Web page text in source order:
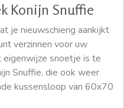
Konijn Snuffie
je nieuwschierig aankijkt
verzinnen voor uw
snoetje is te
Snuffie, die ook weer
kussensloop van 60x70